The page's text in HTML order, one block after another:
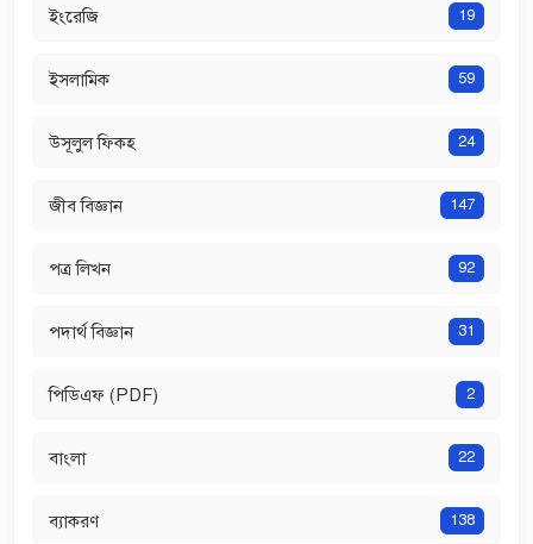
ইংরেজি 19
ইসলামিক 59
উসূলুল ফিকহ 24
জীব বিজ্ঞান 147
পত্র লিখন 92
পদার্থ বিজ্ঞান 31
পিডিএফ (PDF) 2
বাংলা 22
ব্যাকরণ 138